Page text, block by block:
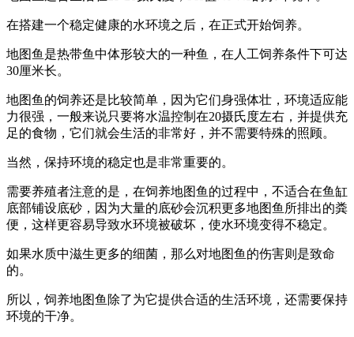
在搭建一个稳定健康的水环境之后，在正式开始饲养。
地图鱼是热带鱼中体形较大的一种鱼，在人工饲养条件下可达
30厘米长。
地图鱼的饲养还是比较简单，因为它们身强体壮，环境适应能
力很强，一般来说只要将水温控制在20摄氏度左右，并提供充
足的食物，它们就会生活的非常好，并不需要特殊的照顾。
当然，保持环境的稳定也是非常重要的。
需要养殖者注意的是，在饲养地图鱼的过程中，不适合在鱼缸
底部铺设底砂，因为大量的底砂会沉积更多地图鱼所排出的粪
便，这样更容易导致水环境被破坏，使水环境变得不稳定。
如果水质中滋生更多的细菌，那么对地图鱼的伤害则是致命
的。
所以，饲养地图鱼除了为它提供合适的生活环境，还需要保持
环境的干净。